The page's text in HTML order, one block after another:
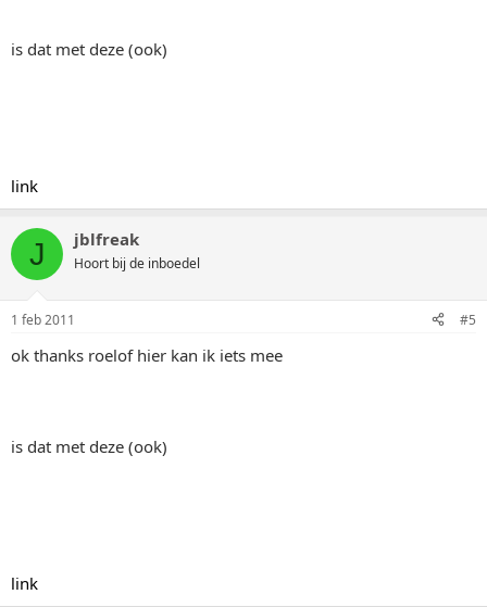
is dat met deze (ook)
link
J jblfreak
Hoort bij de inboedel
1 feb 2011 #5
ok thanks roelof hier kan ik iets mee
is dat met deze (ook)
link